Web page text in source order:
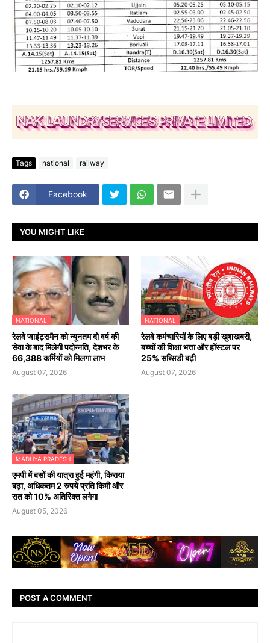
Tags national railway
Facebook
YOU MIGHT LIKE
NATIONAL
रेलवे प्वाइंट्समैन को न्यूनतम दो वर्ष की
सेवा के बाद मिलेगी पदोन्नति, देशभर के
66,388 कर्मियों को मिलगा लाभ
August 07, 2026
NATIONAL
रेलवे कर्मचारियों के लिए बड़ी खुशखबरी,
बच्चों की शिक्षा भत्ता और हॉस्टल पर
25% सब्सिडी बढ़ी
August 07, 2026
MADHYA PRADESH
एमपी में बसों की यात्रा हुई महंगी, किराया
बढ़ा, अधिकतम 2 रुपये प्रति किमी और
रात को 10% अतिरिक्त लगेगा
August 05, 2026
POST A COMMENT